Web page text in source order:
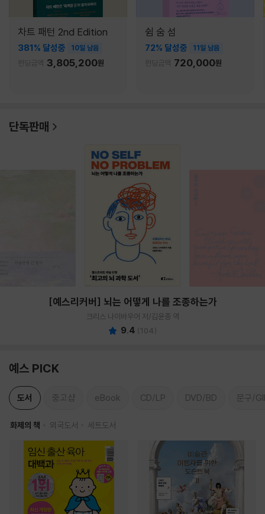
차트 패턴 2nd Edition
381% 달성중 10일 남음
펀딩금액 3,805,200원
쉼 숨 섬
72% 달성중 11일 남음
펀딩금액 720,000원
단독판매
[예스리커버] 뇌는 어떻게 나를 조종하는가
크리스 나이바우어 저/김윤종 역
9.4 (104)
예스 PICK
도서 중고샵 eBook CD/LP DVD/BD 문구/
화제의 책 외국도서 세트도서